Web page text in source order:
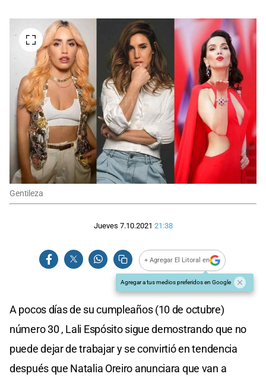
Gentileza
Jueves 7.10.2021 21:38
+ Agregar El Litoral en
Agregar a tus medios preferidos en Google
A pocos días de su cumpleaños (10 de octubre)
número 30 , Lali Espósito sigue demostrando que no
puede dejar de trabajar y se convirtió en tendencia
después que Natalia Oreiro anunciara que van a